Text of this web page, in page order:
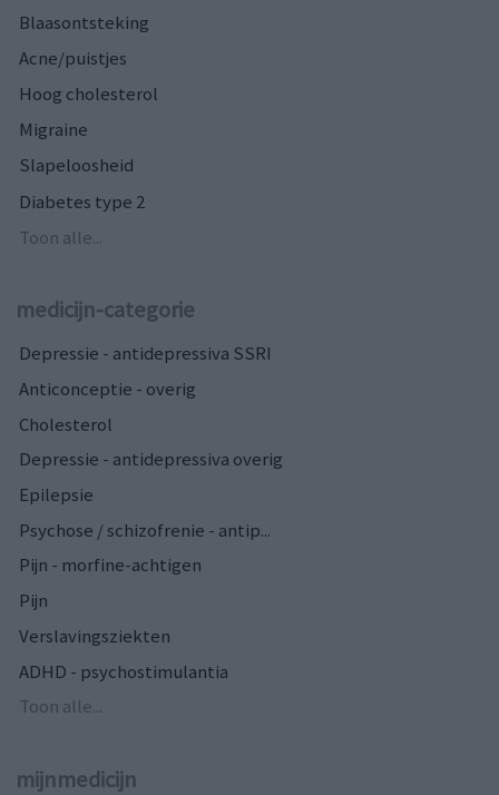
Blaasontsteking
Acne/puistjes
Hoog cholesterol
Migraine
Slapeloosheid
Diabetes type 2
Toon alle...
medicijn-categorie
Depressie - antidepressiva SSRI
Anticonceptie - overig
Cholesterol
Depressie - antidepressiva overig
Epilepsie
Psychose / schizofrenie - antip...
Pijn - morfine-achtigen
Pijn
Verslavingsziekten
ADHD - psychostimulantia
Toon alle...
mijnmedicijn